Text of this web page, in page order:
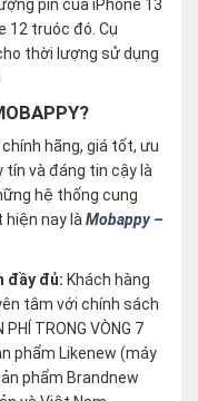
pin của iPhone 13
12 truóc đó. Cụ
thời lượng sử dụng
chính hãng, giá tốt, ưu
tín và đáng tin cậy là
hệ thống cung
hiện nay làMobappy –
đầy đủ: Khách hàng
tâm với chính sách
TRONG VÒNG 7
phẩm Likenew (máy
phẩm Brandnew